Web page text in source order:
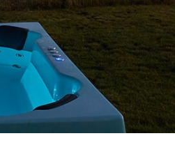
Badezuber: die
der Gesundheit
Holzbadezuber?
Sie mit einem
Energie sparen?
Der
April 18, 2020
Ofen
April 18, 2020